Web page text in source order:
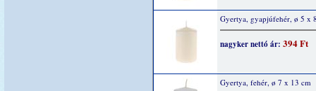
Gyertya, gyapjúfehér, ø 5 x
nagyker nettó ár: 394 Ft
Gyertya, fehér, ø 7 x 13 cm